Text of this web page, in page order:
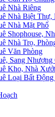
Nhà Riêng
Nhà Biệt Thự,
Nhà Mặt Phố
Shophouse,
Nhà Trọ,
Văn Phòng
Sang
Kho, Nhà
Loại Bất Động